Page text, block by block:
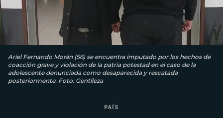
Ariel Fernando Morán (56) se encuentra imputado por los hechos de
coacción grave y violación de la patria potestad en el caso de la
adolescente denunciada como desaparecida y rescatada
posteriormente. Foto: Gentileza
PAÍS